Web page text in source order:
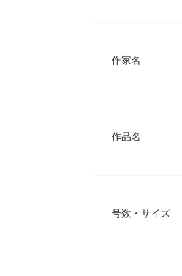
作家名
作品名
号数・サイズ